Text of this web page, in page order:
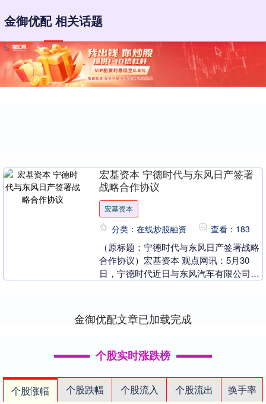
金御优配 相关话题
宏基资本 宁德时代与东风日产签署
战略合作协议
宏基资本
分类：在线炒股融资 查看：183
（原标题：宁德时代与东风日产签署战略
合作协议）宏基资本 观点网讯：5月30
日，宁德时代近日与东风汽车有限公司东
金御优配文章已加载完成
个股实时涨跌榜
个股涨幅 个股跌幅 个股流入 个股流出
换手率